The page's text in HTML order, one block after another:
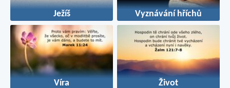
Ježíš Vyznávání hříchů
Víra Život